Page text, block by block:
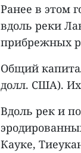
Ранее в этом
вдоль реки
прибрежных
Общий
долл. США). Их
Вдоль рек и
Кауке,